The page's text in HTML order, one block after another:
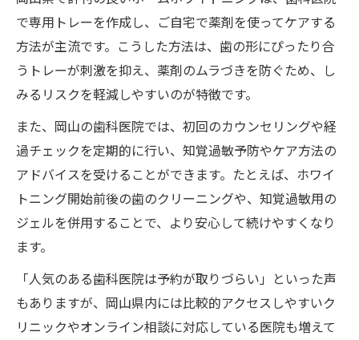
で専用トレーを作成し、ご自宅で薬剤を使ってケアする
方法が主流です。こうした方法は、歯の形にぴったり合
うトレーが刺激を抑え、薬剤のムラづきを防ぐため、し
みるリスクを軽減しやすいのが特徴です。
また、岡山の歯科医院では、初回のカウンセリングや経
過チェックを定期的に行い、知覚過敏予防やケア方法の
アドバイスを受けることができます。たとえば、ホワイ
トニング開始前後の歯のクリーニングや、知覚過敏用の
ジェルを併用することで、より安心して続けやすくなり
ます。
「人気のある歯科医院は予約が取りづらい」といった声
もありますが、岡山県内には比較的アクセスしやすいク
リニックやオンライン相談に対応している医院も増えて